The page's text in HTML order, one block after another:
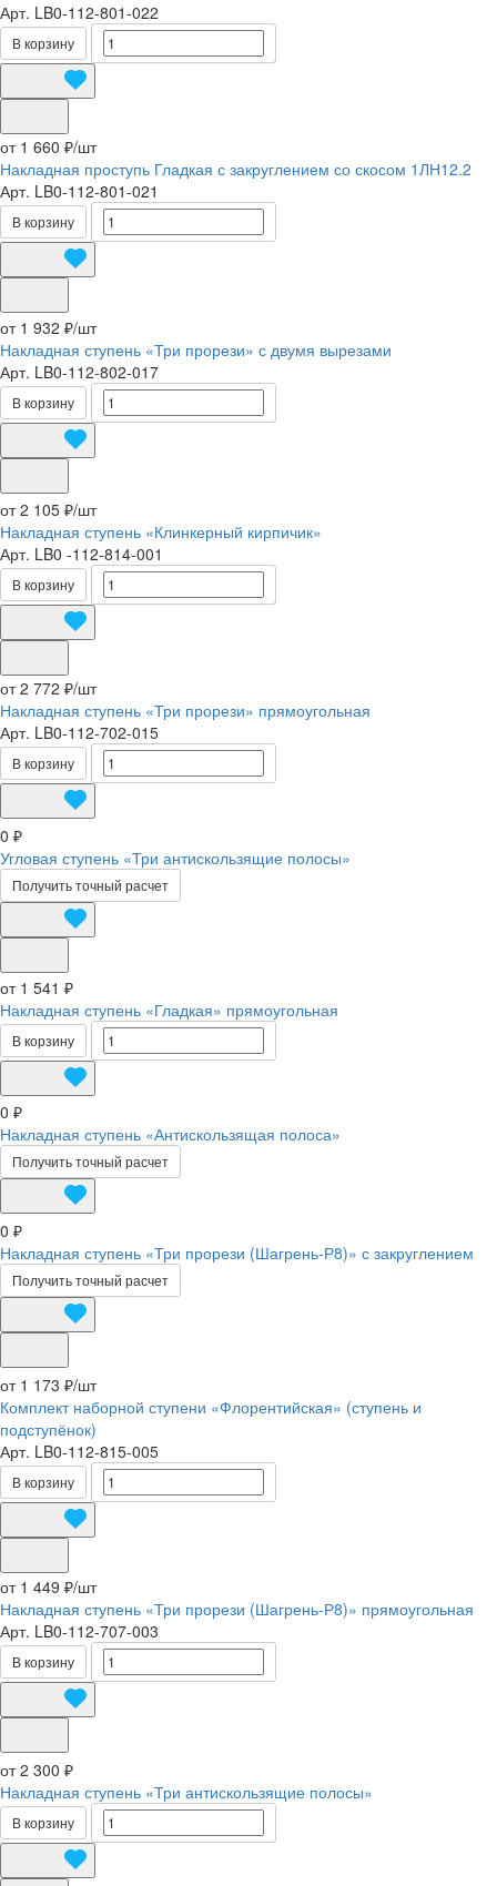
Арт. LB0-112-801-022
В корзину
от 1 660 ₽/шт
Накладная проступь Гладкая с закруглением со скосом 1ЛН12.2
Арт. LB0-112-801-021
В корзину
от 1 932 ₽/шт
Накладная ступень «Три прорези» с двумя вырезами
Арт. LB0-112-802-017
В корзину
от 2 105 ₽/шт
Накладная ступень «Клинкерный кирпичик»
Арт. LB0 -112-814-001
В корзину
от 2 772 ₽/шт
Накладная ступень «Три прорези» прямоугольная
Арт. LB0-112-702-015
В корзину
0 ₽
Угловая ступень «Три антискользящие полосы»
Получить точный расчет
от 1 541 ₽
Накладная ступень «Гладкая» прямоугольная
В корзину
0 ₽
Накладная ступень «Антискользящая полоса»
Получить точный расчет
0 ₽
Накладная ступень «Три прорези (Шагрень-Р8)» с закруглением
Получить точный расчет
от 1 173 ₽/шт
Комплект наборной ступени «Флорентийская» (ступень и
подступёнок)
Арт. LB0-112-815-005
В корзину
от 1 449 ₽/шт
Накладная ступень «Три прорези (Шагрень-Р8)» прямоугольная
Арт. LB0-112-707-003
В корзину
от 2 300 ₽
Накладная ступень «Три антискользящие полосы»
В корзину